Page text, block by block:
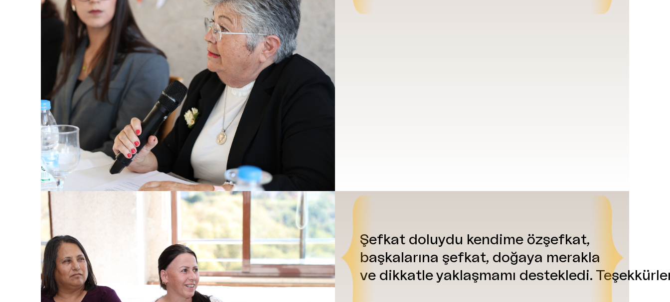
Şefkat doluydu kendime özşefkat,
başkalarına şefkat, doğaya merakla
ve dikkatle yaklaşmamı destekledi.